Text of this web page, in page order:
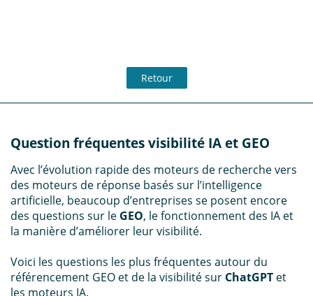
Retour
Question fréquentes visibilité IA et GEO
Avec l’évolution rapide des moteurs de recherche vers
des moteurs de réponse basés sur l’intelligence
artificielle, beaucoup d’entreprises se posent encore
des questions sur le GEO, le fonctionnement des IA et
la manière d’améliorer leur visibilité.
Voici les questions les plus fréquentes autour du
référencement GEO et de la visibilité sur ChatGPT et
les moteurs IA.